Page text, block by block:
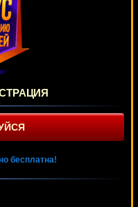
бесплатна!